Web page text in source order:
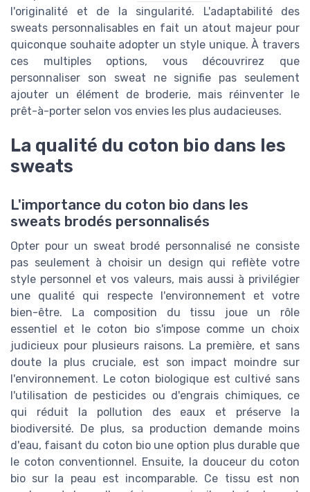
l'originalité et de la singularité. L'adaptabilité des
sweats personnalisables en fait un atout majeur pour
quiconque souhaite adopter un style unique. À travers
ces multiples options, vous découvrirez que
personnaliser son sweat ne signifie pas seulement
ajouter un élément de broderie, mais réinventer le
prêt-à-porter selon vos envies les plus audacieuses.
La qualité du coton bio dans les
sweats
L'importance du coton bio dans les
sweats brodés personnalisés
Opter pour un sweat brodé personnalisé ne consiste
pas seulement à choisir un design qui reflète votre
style personnel et vos valeurs, mais aussi à privilégier
une qualité qui respecte l'environnement et votre
bien-être. La composition du tissu joue un rôle
essentiel et le coton bio s'impose comme un choix
judicieux pour plusieurs raisons. La première, et sans
doute la plus cruciale, est son impact moindre sur
l'environnement. Le coton biologique est cultivé sans
l'utilisation de pesticides ou d'engrais chimiques, ce
qui réduit la pollution des eaux et préserve la
biodiversité. De plus, sa production demande moins
d'eau, faisant du coton bio une option plus durable que
le coton conventionnel. Ensuite, la douceur du coton
bio sur la peau est incomparable. Ce tissu est non